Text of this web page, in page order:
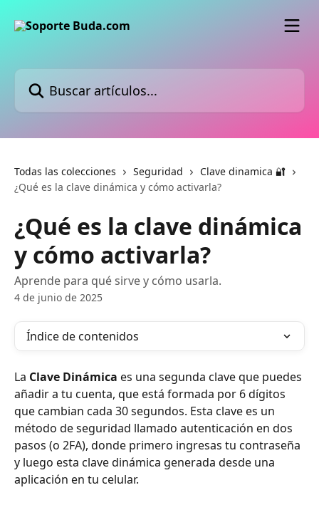
Buscar artículos...
Todas las colecciones Seguridad
Clave dinamica 🔐
¿Qué es la clave dinámica y cómo activarla?
¿Qué es la clave dinámica
y cómo activarla?
Aprende para qué sirve y cómo usarla.
4 de junio de 2025
Índice de contenidos
La Clave Dinámica es una segunda clave que puedes
añadir a tu cuenta, que está formada por 6 dígitos
que cambian cada 30 segundos. Esta clave es un
método de seguridad llamado autenticación en dos
pasos (o 2FA), donde primero ingresas tu contraseña
y luego esta clave dinámica generada desde una
aplicación en tu celular.